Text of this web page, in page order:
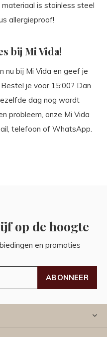
is stainless steel
allergieproof!
bij Mi Vida!
nu bij Mi Vida en geef je
je voor 15:00? Dan
dag nog wordt
probleem, onze Mi Vida
telefoon of WhatsApp.
op de hoogte
en promoties
ABONNEER